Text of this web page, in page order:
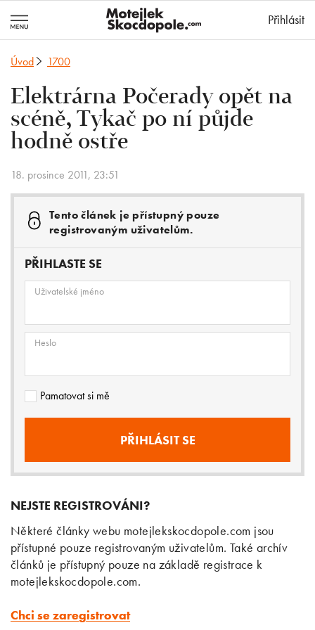
Přihlásit
Úvod 1700
Elektrárna Počerady opět na
scéně, Tykač po ní půjde
hodně ostře
18. prosince 2011, 23:51
Tento článek je přístupný pouze
registrovaným uživatelům.
PŘIHLASTE SE
Uživatelské jméno
Heslo
Pamatovat si mě
NEJSTE REGISTROVÁNI?
Některé články webu motejlekskocdopole.com jsou
přístupné pouze registrovaným uživatelům. Také archív
článků je přístupný pouze na základě registrace k
motejlekskocdopole.com.
Chci se zaregistrovat